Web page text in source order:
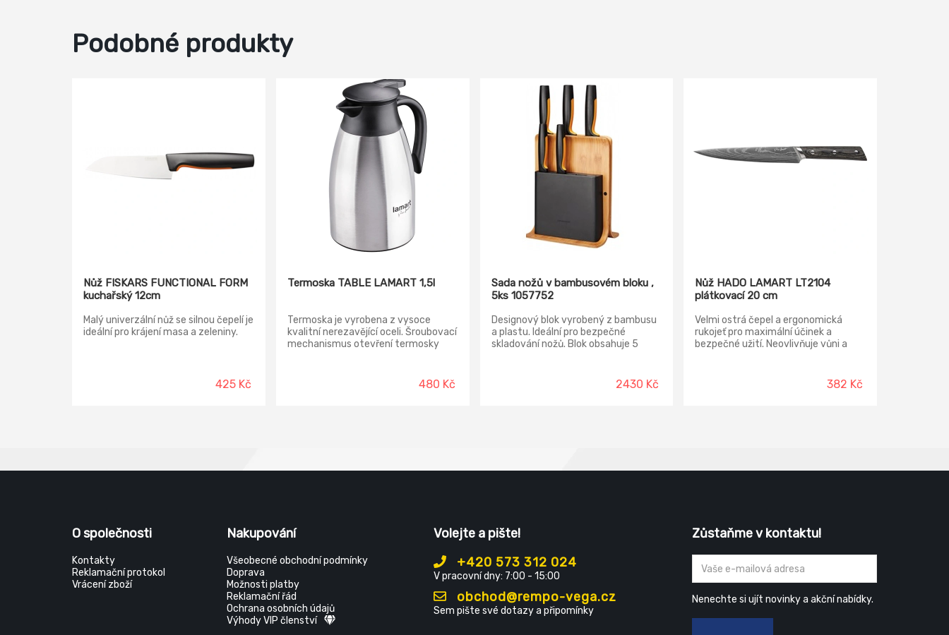
Podobné produkty
Nůž FISKARS FUNCTIONAL FORM
kuchařský 12cm
Malý univerzální nůž se silnou čepelí je
ideální pro krájení masa a zeleniny.
425 Kč
Termoska TABLE LAMART 1,5l
Termoska je vyrobena z vysoce
kvalitní nerezavějící oceli. Šroubovací
mechanismus otevření termosky
480 Kč
Sada nožů v bambusovém bloku ,
5ks 1057752
Designový blok vyrobený z bambusu
a plastu. Ideální pro bezpečné
skladování nožů. Blok obsahuje 5
snídaňový nůž, nůž Santoku, velký
kuchařský nůž a nůž na pečivo.
2430 Kč
Nůž HADO LAMART LT2104
plátkovací 20 cm
Velmi ostrá čepel a ergonomická
rukojeť pro maximální účinek a
bezpečné užití. Neovlivňuje vůni a
382 Kč
O společnosti
Kontakty
Reklamační protokol
Vrácení zboží
Nakupování
Všeobecné obchodní podmínky
Doprava
Možnosti platby
Reklamační řád
Ochrana osobních údajů
Výhody VIP členství
Volejte a pište!
+420 573 312 024
V pracovní dny: 7:00 - 15:00
obchod@rempo-vega.cz
Sem pište své dotazy a připomínky
Zůstaňme v kontaktu!
Nenechte si ujít novinky a akční nabídky.